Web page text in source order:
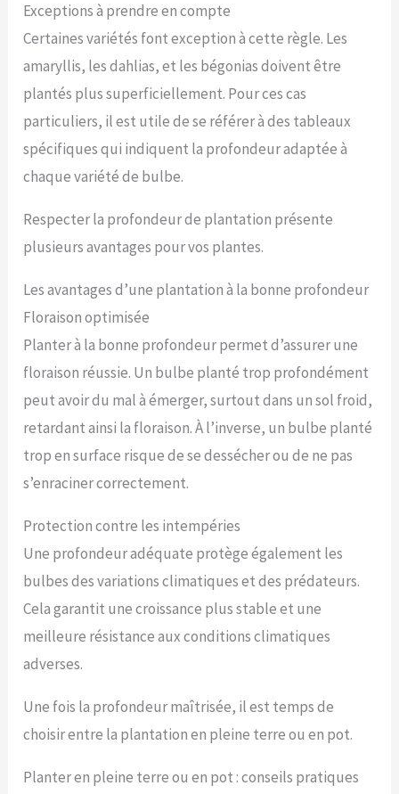
Exceptions à prendre en compte
Certaines variétés font exception à cette règle. Les
amaryllis, les dahlias, et les bégonias doivent être
plantés plus superficiellement. Pour ces cas
particuliers, il est utile de se référer à des tableaux
spécifiques qui indiquent la profondeur adaptée à
chaque variété de bulbe.
Respecter la profondeur de plantation présente
plusieurs avantages pour vos plantes.
Les avantages d’une plantation à la bonne profondeur
Floraison optimisée
Planter à la bonne profondeur permet d’assurer une
floraison réussie. Un bulbe planté trop profondément
peut avoir du mal à émerger, surtout dans un sol froid,
retardant ainsi la floraison. À l’inverse, un bulbe planté
trop en surface risque de se dessécher ou de ne pas
s’enraciner correctement.
Protection contre les intempéries
Une profondeur adéquate protège également les
bulbes des variations climatiques et des prédateurs.
Cela garantit une croissance plus stable et une
meilleure résistance aux conditions climatiques
adverses.
Une fois la profondeur maîtrisée, il est temps de
choisir entre la plantation en pleine terre ou en pot.
Planter en pleine terre ou en pot : conseils pratiques